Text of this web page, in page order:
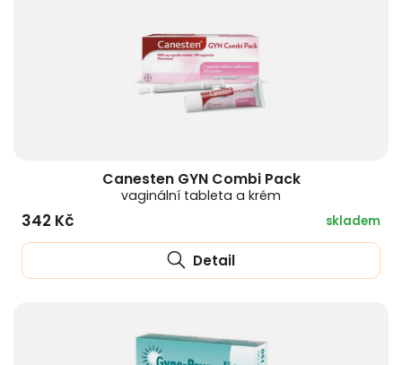
Canesten GYN Combi Pack
vaginální tableta a krém
342 Kč skladem
Detail